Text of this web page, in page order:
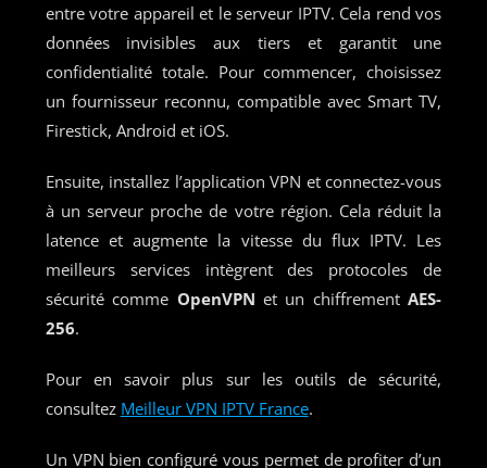
entre votre appareil et le serveur IPTV. Cela rend vos
données invisibles aux tiers et garantit une
confidentialité totale. Pour commencer, choisissez
un fournisseur reconnu, compatible avec Smart TV,
Firestick, Android et iOS.
Ensuite, installez l’application VPN et connectez-vous
à un serveur proche de votre région. Cela réduit la
latence et augmente la vitesse du flux IPTV. Les
meilleurs services intègrent des protocoles de
sécurité comme OpenVPN et un chiffrementAES-
256.
Pour en savoir plus sur les outils de sécurité,
consultez Meilleur VPN IPTV France.
Un VPN bien configuré vous permet de profiter d’un